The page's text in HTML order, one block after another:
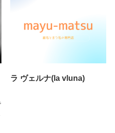
ラ ヴェルナ(la vluna)